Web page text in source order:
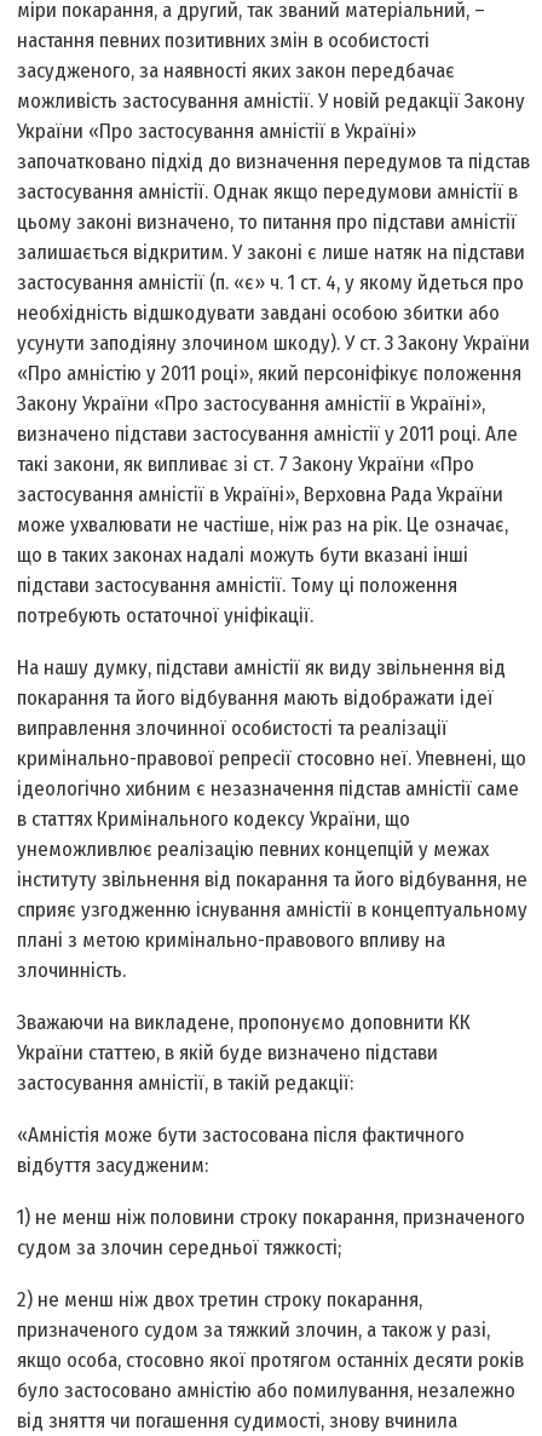
міри покарання, а другий, так званий матеріальний, –
настання певних позитивних змін в особистості
засудженого, за наявності яких закон передбачає
можливість застосування амністії. У новій редакції Закону
України «Про застосування амністії в Україні»
започатковано підхід до визначення передумов та підстав
застосування амністії. Однак якщо передумови амністії в
цьому законі визначено, то питання про підстави амністії
залишається відкритим. У законі є лише натяк на підстави
застосування амністії (п. «є» ч. 1 ст. 4, у якому йдеться про
необхідність відшкодувати завдані особою збитки або
усунути заподіяну злочином шкоду). У ст. 3 Закону України
«Про амністію у 2011 році», який персоніфікує положення
Закону України «Про застосування амністії в Україні»,
визначено підстави застосування амністії у 2011 році. Але
такі закони, як випливає зі ст. 7 Закону України «Про
застосування амністії в Україні», Верховна Рада України
може ухвалювати не частіше, ніж раз на рік. Це означає,
що в таких законах надалі можуть бути вказані інші
підстави застосування амністії. Тому ці положення
потребують остаточної уніфікації.
На нашу думку, підстави амністії як виду звільнення від
покарання та його відбування мають відображати ідеї
виправлення злочинної особистості та реалізації
кримінально-правової репресії стосовно неї. Упевнені, що
ідеологічно хибним є незазначення підстав амністії саме
в статтях Кримінального кодексу України, що
унеможливлює реалізацію певних концепцій у межах
інституту звільнення від покарання та його відбування, не
сприяє узгодженню існування амністії в концептуальному
плані з метою кримінально-правового впливу на
злочинність.
Зважаючи на викладене, пропонуємо доповнити КК
України статтею, в якій буде визначено підстави
застосування амністії, в такій редакції:
«Амністія може бути застосована після фактичного
відбуття засудженим:
1) не менш ніж половини строку покарання, призначеного
судом за злочин середньої тяжкості;
2) не менш ніж двох третин строку покарання,
призначеного судом за тяжкий злочин, а також у разі,
якщо особа, стосовно якої протягом останніх десяти років
було застосовано амністію або помилування, незалежно
від зняття чи погашення судимості, знову вчинила